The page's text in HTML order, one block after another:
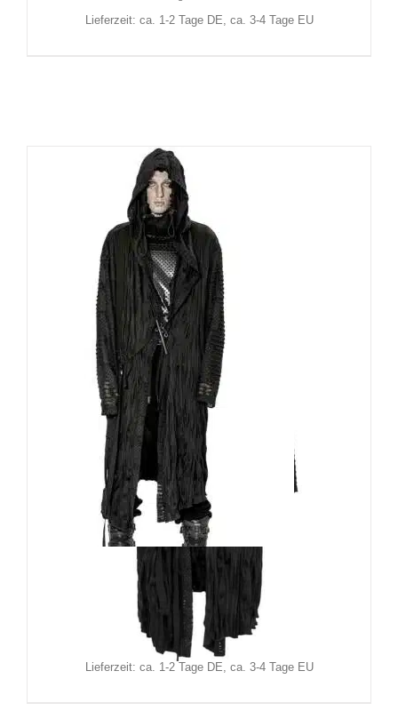
Lieferzeit: ca. 1-2 Tage DE, ca. 3-4 Tage EU
Punk Rave Mantel Tremors
129,90
Inkl. MwSt.
zzgl.Versand
Lieferzeit: ca. 1-2 Tage DE, ca. 3-4 Tage EU